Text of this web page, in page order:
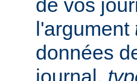
l'argument
données
journal.